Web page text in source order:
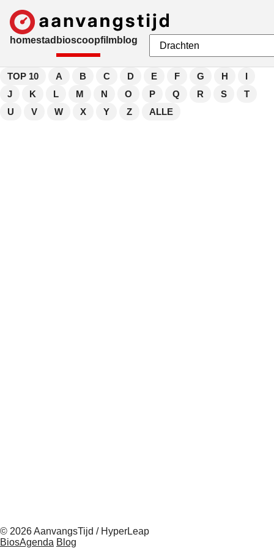
homestad bioscoopfilmblog
TOP 10 A B C D E F G H
I
J
K L M N O P Q R S
T
U
V W X Y Z ALLE
© 2026 AanvangsTijd / HyperLeap
BiosAgenda Blog